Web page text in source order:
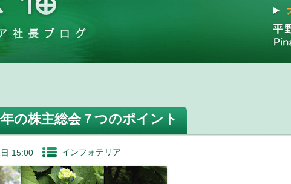
の株主総会７つのポイント
15:00 インフォテリア